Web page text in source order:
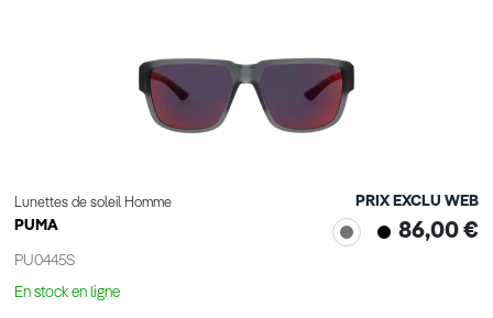
Lunettes de soleil Homme
PUMA
PU0445S
PRIX EXCLU WEB
86,00 €
En stock en ligne